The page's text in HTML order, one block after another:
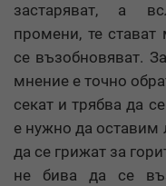
застаряват, a
промени, те
се възобновяват.
мнение е точно
секат и трябва да
е нужно да оставим
да се грижат за
не бива да се